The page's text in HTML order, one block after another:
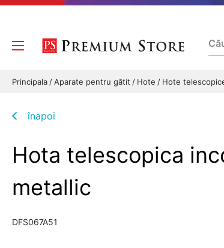
Principala Aparate pentru gătit Hote Hote
înapoi
Hota telescopica
metallic
DFS067A51